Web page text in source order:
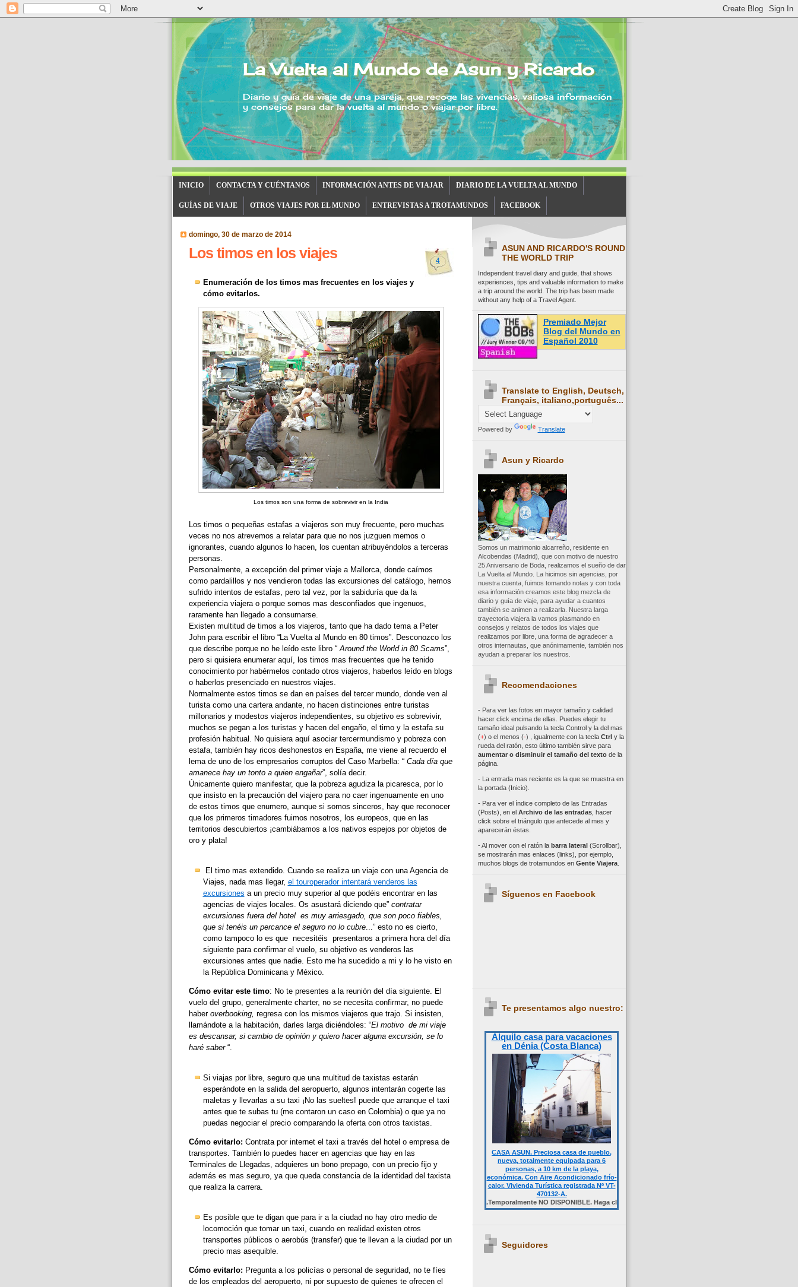
La Vuelta al Mundo de Asun y Ricardo
Diario y guía de viaje de una pareja, que recoge las vivencias, valiosa información
y consejos para dar la vuelta al mundo o viajar por libre.
INICIO CONTACTA Y CUÉNTANOS INFORMACIÓN ANTES DE VIAJAR DIARIO DE LA VUELTA AL MUNDO
GUÍAS DE VIAJE OTROS VIAJES POR EL MUNDO ENTREVISTAS A TROTAMUNDOS FACEBOOK
domingo, 30 de marzo de 2014
4
Los timos en los viajes
Enumeración de los timos mas frecuentes en los viajes y
cómo evitarlos.
Los timos son una forma de sobrevivir en la India
Los timos o pequeñas estafas a viajeros son muy frecuente, pero muchas
veces no nos atrevemos a relatar para que no nos juzguen memos o
ignorantes, cuando algunos lo hacen, los cuentan atribuyéndolos a terceras
personas.
Personalmente, a excepción del primer viaje a Mallorca, donde caímos
como pardalillos y nos vendieron todas las excursiones del catálogo, hemos
sufrido intentos de estafas, pero tal vez, por la sabiduría que da la
experiencia viajera o porque somos mas desconfiados que ingenuos,
raramente han llegado a consumarse.
Existen multitud de timos a los viajeros, tanto que ha dado tema a Peter
John para escribir el libro “La Vuelta al Mundo en 80 timos”. Desconozco los
que describe porque no he leído este libro “ Around the World in 80 Scams”,
pero si quisiera enumerar aquí, los timos mas frecuentes que he tenido
conocimiento por habérmelos contado otros viajeros, haberlos leído en blogs
o haberlos presenciado en nuestros viajes.
Normalmente estos timos se dan en países del tercer mundo, donde ven al
turista como una cartera andante, no hacen distinciones entre turistas
millonarios y modestos viajeros independientes, su objetivo es sobrevivir,
muchos se pegan a los turistas y hacen del engaño, el timo y la estafa su
profesión habitual. No quisiera aquí asociar tercermundismo y pobreza con
estafa, también hay ricos deshonestos en España, me viene al recuerdo el
lema de uno de los empresarios corruptos del Caso Marbella: “Cada día que
amanece hay un tonto a quien engañar”, solía decir.
Únicamente quiero manifestar, que la pobreza agudiza la picaresca, por lo
que insisto en la precaución del viajero para no caer ingenuamente en uno
de estos timos que enumero, aunque si somos sinceros, hay que reconocer
que los primeros timadores fuimos nosotros, los europeos, que en las
territorios descubiertos ¡cambiábamos a los nativos espejos por objetos de
oro y plata!
El timo mas extendido. Cuando se realiza un viaje con una Agencia de
Viajes, nada mas llegar, el touroperador intentará venderos las
excursiones a un precio muy superior al que podéis encontrar en las
agencias de viajes locales. Os asustará diciendo que”contratar
excursiones fuera del hotel es muy arriesgado, que son poco fiables,
que si tenéis un percance el seguro no lo cubre...” esto no es cierto,
como tampoco lo es que necesitéis presentaros a primera hora del día
siguiente para confirmar el vuelo, su objetivo es venderos las
excursiones antes que nadie. Esto me ha sucedido a mi y lo he visto en
la República Dominicana y México.
Cómo evitar este timo: No te presentes a la reunión del día siguiente. El
vuelo del grupo, generalmente charter, no se necesita confirmar, no puede
haber overbooking, regresa con los mismos viajeros que trajo. Si insisten,
llamándote a la habitación, darles larga diciéndoles: “El motivo de mi viaje
es descansar, si cambio de opinión y quiero hacer alguna excursión, se lo
haré saber“.
Si viajas por libre, seguro que una multitud de taxistas estarán
esperándote en la salida del aeropuerto, algunos intentarán cogerte las
maletas y llevarlas a su taxi ¡No las sueltes! puede que arranque el taxi
antes que te subas tu (me contaron un caso en Colombia) o que ya no
puedas negociar el precio comparando la oferta con otros taxistas.
Cómo evitarlo: Contrata por internet el taxi a través del hotel o empresa de
transportes. También lo puedes hacer en agencias que hay en las
Terminales de Llegadas, adquieres un bono prepago, con un precio fijo y
además es mas seguro, ya que queda constancia de la identidad del taxista
que realiza la carrera.
Es posible que te digan que para ir a la ciudad no hay otro medio de
locomoción que tomar un taxi, cuando en realidad existen otros
transportes públicos o aerobús (transfer) que te llevan a la ciudad por un
precio mas asequible.
Cómo evitarlo: Pregunta a los policías o personal de seguridad, no te fíes
de los empleados del aeropuerto, ni por supuesto de quienes te ofrecen el
ASUN AND RICARDO'S ROUND
THE WORLD TRIP
Independent travel diary and guide, that shows
experiences, tips and valuable information to make
a trip around the world. The trip has been made
without any help of a Travel Agent.
Premiado Mejor
Blog del Mundo en
Español 2010
Translate to English, Deutsch,
Français, italiano,português...
Powered by Translate
Asun y Ricardo
Somos un matrimonio alcarreño, residente en
Alcobendas (Madrid), que con motivo de nuestro
25 Aniversario de Boda, realizamos el sueño de dar
La Vuelta al Mundo. La hicimos sin agencias, por
nuestra cuenta, fuimos tomando notas y con toda
esa información creamos este blog mezcla de
diario y guía de viaje, para ayudar a cuantos
también se animen a realizarla. Nuestra larga
trayectoria viajera la vamos plasmando en
consejos y relatos de todos los viajes que
realizamos por libre, una forma de agradecer a
otros internautas, que anónimamente, también nos
ayudan a preparar los nuestros.
Recomendaciones
- Para ver las fotos en mayor tamaño y calidad
hacer click encima de ellas. Puedes elegir tu
tamaño ideal pulsando la tecla Controly la del mas
(+) o el menos (-) igualmente con la tecla Ctrl y la
rueda del ratón, esto último también sirve para
aumentar o disminuir el tamaño del textode la
página.
- La entrada mas reciente es la que se muestra en
la portada (Inicio).
- Para ver el índice completo de las Entradas
(Posts), en el Archivo de las entradas, hacer
click sobre el triángulo que antecede al mes y
aparecerán éstas.
- Al mover con el ratón la barra lateral(Scrollbar),
se mostrarán mas enlaces (links), por ejemplo,
muchos blogs de trotamundos en Gente Viajera.
Síguenos en Facebook
Te presentamos algo nuestro:
Alquilo casa para vacaciones
en Dénia (Costa Blanca)
CASA ASUN. Preciosa casa de pueblo,
nueva, totalmente equipada para 6
personas, a 10 km de la playa,
económica. Con Aire Acondicionado frío-
calor. Vivienda Turística registrada Nº VT-
470132-A.
Desde 700 € quincena casa completa.Temporalmente NO DISPONIBLE. Haga click sobre la foto.
Seguidores